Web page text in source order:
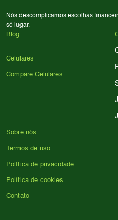
Nós descomplicamos escolhas
só lugar.
Blog
Celulares
Compare Celulares
Sobre nós
Termos de uso
Política de privacidade
Política de cookies
Contato